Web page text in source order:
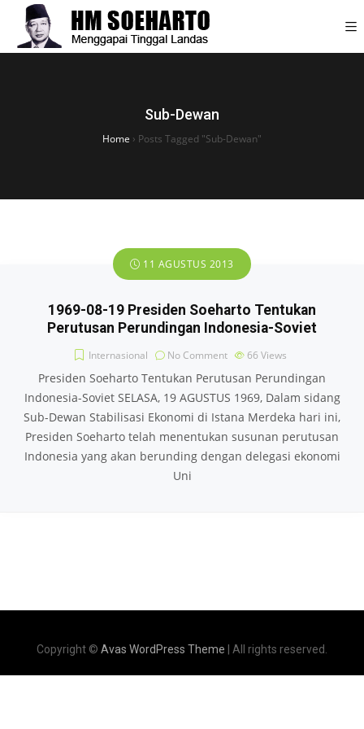
Sub-Dewan
Home › Posts Tagged "Sub-Dewan"
11 AGUSTUS 2013
1969-08-19 Presiden Soeharto Tentukan
Perutusan Perundingan Indonesia-Soviet
Internasional No Comment 66 Views
Presiden Soeharto Tentukan Perutusan Perundingan
Indonesia-Soviet SELASA, 19 AGUSTUS 1969, Dalam sidang
Sub-Dewan Stabilisasi Ekonomi di Istana Merdeka hari ini,
Presiden Soeharto telah menentukan susunan perutusan
Indonesia yang akan berunding dengan delegasi ekonomi
Uni
Copyright © Avas WordPress Theme | All rights reserved.